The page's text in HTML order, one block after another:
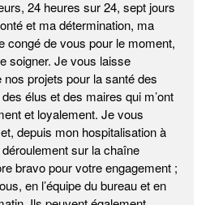
24 heures sur 24, sept jours
et ma détermination, ma
congé de vous pour le moment,
soigner. Je vous laisse
projets pour la santé des
élus et des maires qui m’ont
et loyalement. Je vous
depuis mon hospitalisation à
sur la chaîne
bravo pour votre engagement ;
en l’équipe du bureau et en